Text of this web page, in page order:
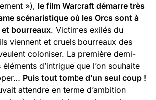
»), le film Warcraft démarre très
scénaristique où les Orcs sont à
bourreaux. Victimes exilés du
viennent et cruels bourreaux des
coloniser. La première demi-
d’intrigue que l’on souhaite
Puis tout tombe d’un seul coup !
attendre en terme d’ambition